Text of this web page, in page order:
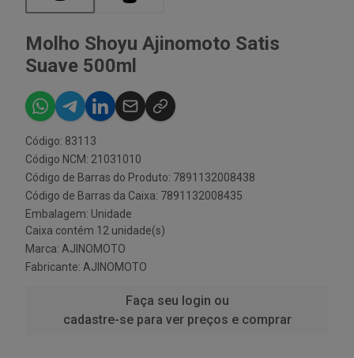
Molho Shoyu Ajinomoto Satis
Suave 500ml
Código: 83113
Código NCM: 21031010
Código de Barras do Produto: 7891132008438
Código de Barras da Caixa: 7891132008435
Embalagem: Unidade
Caixa contém 12 unidade(s)
Marca: AJINOMOTO
Fabricante: AJINOMOTO
Faça seu login ou
cadastre-se para ver preços e comprar